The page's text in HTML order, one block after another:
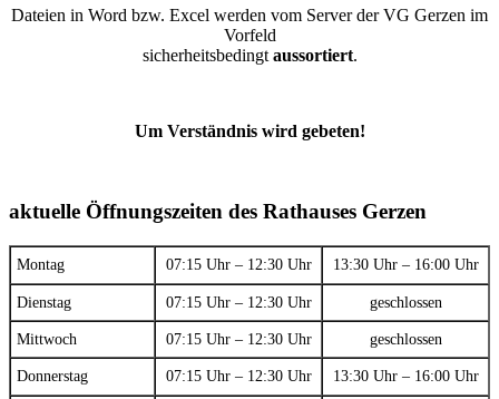
Dateien in Word bzw. Excel werden vom Server der VG Gerzen im
Vorfeld
sicherheitsbedingt aussortiert.
Um Verständnis wird gebeten!
aktuelle Öffnungszeiten des Rathauses Gerzen
Montag 07:15 Uhr – 12:30 Uhr 13:30 Uhr – 16:00 Uhr
Dienstag 07:15 Uhr – 12:30 Uhr geschlossen
Mittwoch 07:15 Uhr – 12:30 Uhr geschlossen
Donnerstag 07:15 Uhr – 12:30 Uhr 13:30 Uhr – 16:00 Uhr